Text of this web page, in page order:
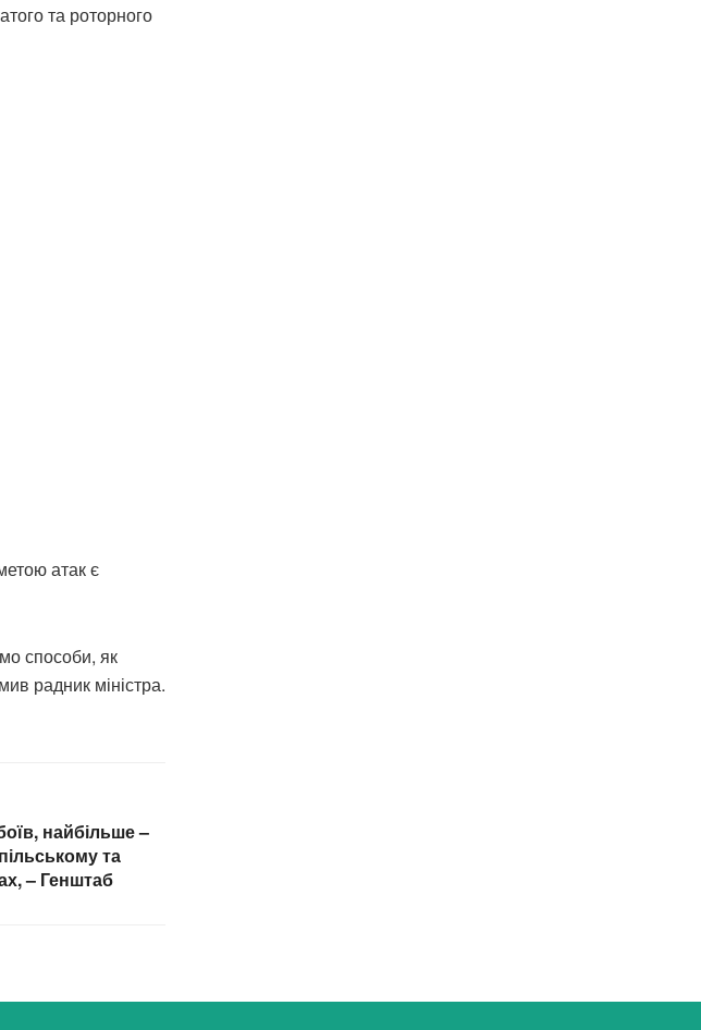
та роторного
атак є
способи, як
радник міністра.
найбільше –
та
– Генштаб